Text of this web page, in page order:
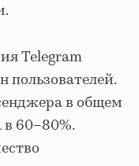
Telegram
пользователей.
в общем
60–80%.